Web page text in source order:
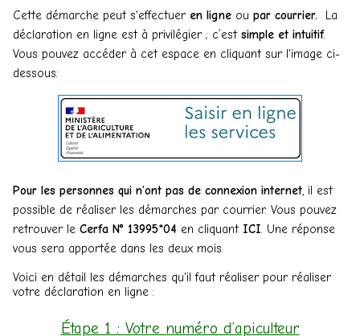
Cette démarche peut s'effectuer en ligne ou par courrier. La
déclaration en ligne est à privilégier ; c’est simple et intuitif.
Vous pouvez accéder à cet espace en cliquant sur l'image ci-
dessous:
Pour les personnes qui n’ont pas de connexion internet, il est
possible de réaliser les démarches par courrier. Vous pouvez
retrouver le Cerfa N° 13995*04 en cliquant ICI. Une réponse
vous sera apportée dans les deux mois.
Voici en détail les démarches qu'il faut réaliser pour réaliser
votre déclaration en ligne :
Étape 1 : Votre numéro d’apiculteur